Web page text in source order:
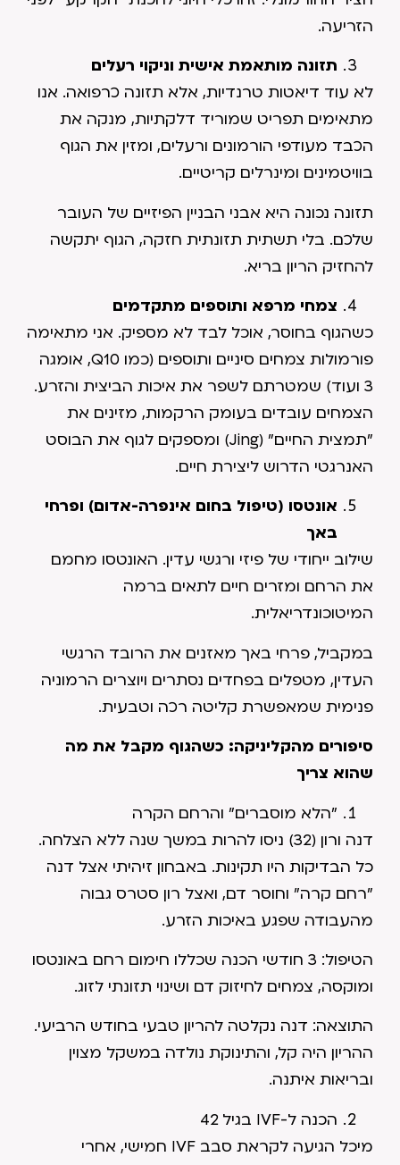
הזריעה.
תזונה מותאמת אישית וניקוי רעלים
לא עוד דיאטות טרנדיות, אלא תזונה כרפואה. אנו
מתאימים תפריט שמוריד דלקתיות, מנקה את
הכבד מעודפי הורמונים ורעלים, ומזין את הגוף
בוויטמינים ומינרלים קריטיים.
תזונה נכונה היא אבני הבניין הפיזיים של העובר
שלכם. בלי תשתית תזונתית חזקה, הגוף יתקשה
להחזיק הריון בריא.
צמחי מרפא ותוספים מתקדמים
כשהגוף בחוסר, אוכל לבד לא מספיק. אני מתאימה
פורמולות צמחים סיניים ותוספים (כמו Q10, אומגה
3 ועוד) שמטרתם לשפר את איכות הביצית והזרע.
הצמחים עובדים בעומק הרקמות, מזינים את
"תמצית החיים" (Jing) ומספקים לגוף את הבוסט
האנרגטי הדרוש ליצירת חיים.
אונטסו (טיפול בחום אינפרה-אדום) ופרחי
באך
שילוב ייחודי של פיזי ורגשי עדין. האונטסו מחמם
את הרחם ומזרים חיים לתאים ברמה
המיטוכונדריאלית.
במקביל, פרחי באך מאזנים את הרובד הרגשי
העדין, מטפלים בפחדים נסתרים ויוצרים הרמוניה
פנימית שמאפשרת קליטה רכה וטבעית.
סיפורים מהקליניקה: כשהגוף מקבל את מה
שהוא צריך
"הלא מוסברים" והרחם הקרה
דנה ורון (32) ניסו להרות במשך שנה ללא הצלחה.
כל הבדיקות היו תקינות. באבחון זיהיתי אצל דנה
"רחם קרה" וחוסר דם, ואצל רון סטרס גבוה
מהעבודה שפגע באיכות הזרע.
הטיפול: 3 חודשי הכנה שכללו חימום רחם באונטסו
ומוקסה, צמחים לחיזוק דם ושינוי תזונתי לזוג.
התוצאה: דנה נקלטה להריון טבעי בחודש הרביעי.
ההריון היה קל, והתינוקת נולדה במשקל מצוין
ובריאות איתנה.
הכנה ל-IVF בגיל 42
מיכל הגיעה לקראת סבב IVF חמישי, אחרי